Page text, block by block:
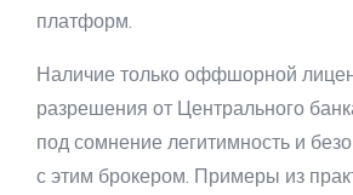
платформ.
Наличие только оффшорной
разрешения от Центрального
под сомнение легитимность и
с этим брокером. Примеры из